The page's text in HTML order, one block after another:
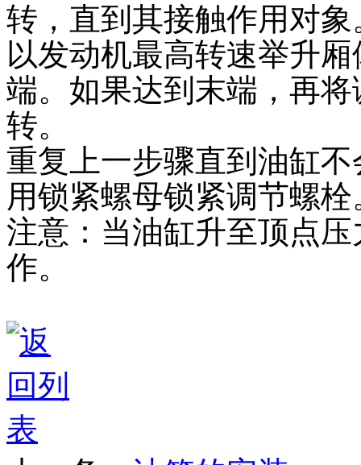
转，直到其接触作用对象
以发动机最高转速举升
端。如果达到末端，再
转。
重复上一步骤直到油缸
用锁紧螺母锁紧调节螺栓
注意：当油缸升至顶点
作。